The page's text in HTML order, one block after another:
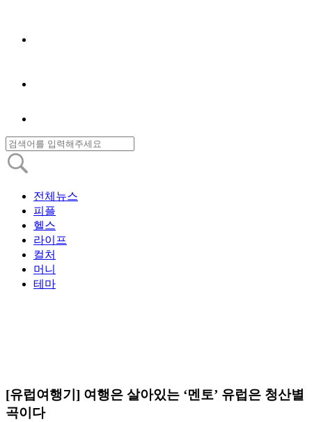
전체뉴스
피플
헬스
라이프
컬처
머니
테마
[유럽여행기] 여행은 살아있는 ‘멘토’ 유럽은 청산별
곡이다